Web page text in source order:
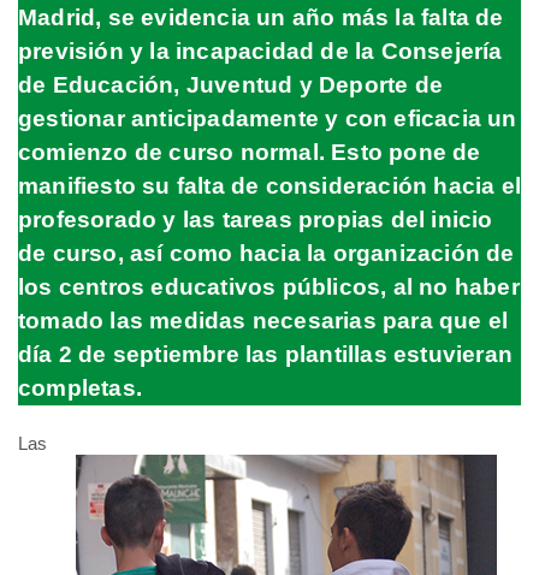
Madrid, se evidencia un año más la falta de
previsión y la incapacidad de la Consejería
de Educación, Juventud y Deporte de
gestionar anticipadamente y con eficacia un
comienzo de curso normal. Esto pone de
manifiesto su falta de consideración hacia el
profesorado y las tareas propias del inicio
de curso, así como hacia la organización de
los centros educativos públicos, al no haber
tomado las medidas necesarias para que el
día 2 de septiembre las plantillas estuvieran
completas.
Las